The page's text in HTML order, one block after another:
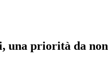
una priorità da non